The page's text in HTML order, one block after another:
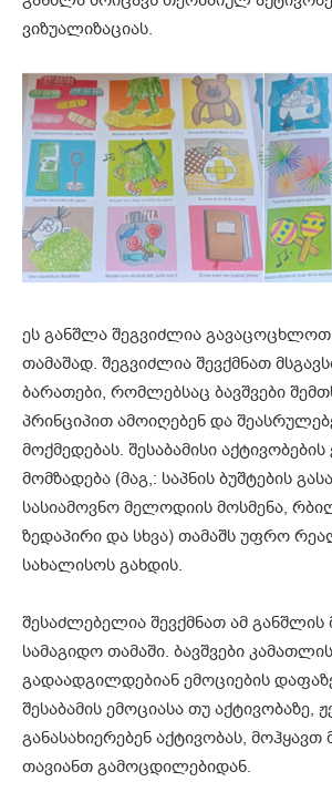
ვიზუალიზაციას.
ეს განშლა შეგვიძლია
თამაშად. შეგვიძლია შევქმნათ
ბარათები, რომლებსაც ბავშვები
პრინციპით ამოიღებენ და
მოქმედებას. შესაბამისი
მომზადება (მაგ,: საპნის ბუშტების
სასიამოვნო მელოდიის მოსმენა,
ზედაპირი და სხვა) თამაშს უფრო
სახალისოს გახდის.
შესაძლებელია შევქმნათ ამ განშლის
სამაგიდო თამაში. ბავშვები
გადაადგილდებიან ემოციების
შესაბამის ემოციასა თუ აქტივობაზე,
განასახიერებენ აქტივობას,
თავიანთ გამოცდილებიდან.